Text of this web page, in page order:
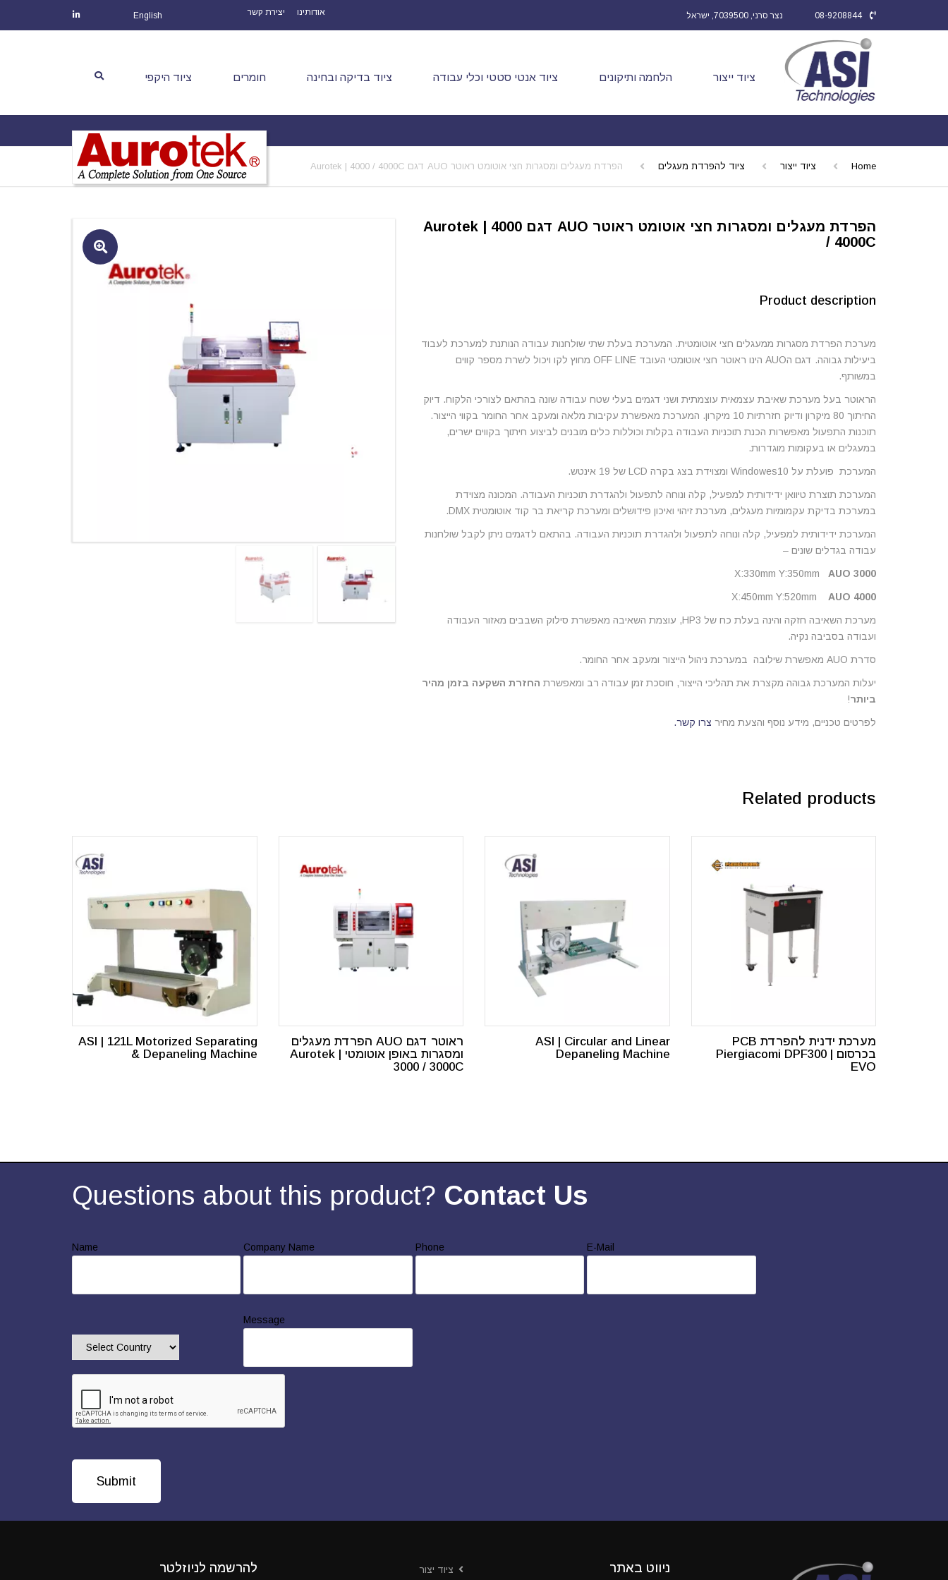
08-9208844 נצר סרני, 7039500, ישראל אודותינו יצירת קשר English
ציוד ייצור הלחמה ותיקונים ציוד אנטי סטטי וכלי עבודה ציוד בדיקה ובחינה חומרים ציוד היקפי
Home ציוד ייצור ציוד להפרדת מעגלים הפרדת מעגלים ומסגרות חצי אוטומט ראוטר AUO דגם Aurotek | 4000 / 4000C
הפרדת מעגלים ומסגרות חצי אוטומט ראוטר AUO דגם Aurotek | 4000
/ 4000C
Product description
מערכת הפרדת מסגרות ממעגלים חצי אוטומטית. המערכת בעלת שתי שולחנות עבודה הנותנת למערכת לעבוד
ביעילות גבוהה. דגם הAUO הינו ראוטר חצי אוטומטי העובד OFF LINE מחוץ לקו ויכול לשרת מספר קווים
במשותף.
הראוטר בעל מערכת שאיבת עצמאית עוצמתית ושני דגמים בעלי שטח עבודה שונה בהתאם לצורכי הלקוח. דיוק
החיתוך 80 מיקרון ודיוק חזרתיות 10 מיקרון. המערכת מאפשרת עקיבות מלאה ומעקב אחר החומר בקווי הייצור.
תוכנות התפעול מאפשרות הכנת תוכניות העבודה בקלות וכוללות כלים מובנים לביצוע חיתוך בקווים ישרים,
במעגלים או בעקומות מוגדרות.
המערכת פועלת על Windowes10 ומצוידת בצג בקרה LCD של 19 אינטש.
המערכת תוצרת טיוואן ידידותית למפעיל, קלה ונוחה לתפעול ולהגדרת תוכניות העבודה. המכונה מצוידת
במערכת בדיקת עקמומיות מעגלים, מערכת זיהוי ואיכון פידושלים ומערכת קריאת בר קוד אוטומטית DMX.
המערכת ידידותית למפעיל, קלה ונוחה לתפעול ולהגדרת תוכניות העבודה. בהתאם לדגמים ניתן לקבל שולחנות
עבודה בגדלים שונים –
X:330mm Y:350mm AUO 3000
X:450mm Y:520mm AUO 4000
מערכת השאיבה חזקה והינה בעלת כח של HP3, עוצמת השאיבה מאפשרת סילוק השבבים מאזור העבודה
ועבודה בסביבה נקיה.
סדרת AUO מאפשרת שילובה במערכת ניהול הייצור ומעקב אחר החומר.
יעלות המערכת גבוהה מקצרת את תהליכי הייצור, חוסכת זמן עבודה רב ומאפשרת החזרת השקעה בזמן מהיר
ביותר!
לפרטים טכניים, מידע נוסף והצעת מחיר צרו קשר.
🔍
Related products
מערכת ידנית להפרדת PCB
בכרסום | Piergiacomi DPF300
EVO
ASI | Circular and Linear
Depaneling Machine
ראוטר דגם AUO הפרדת מעגלים
ומסגרות באופן אוטומטי Aurotek |
3000 / 3000C
ASI | 121L Motorized Separating
& Depaneling Machine
Questions about this product? Contact Us
Name Company Name Phone E-Mail
Message
ניווט באתר ציוד יצור להרשמה לניוזלטר